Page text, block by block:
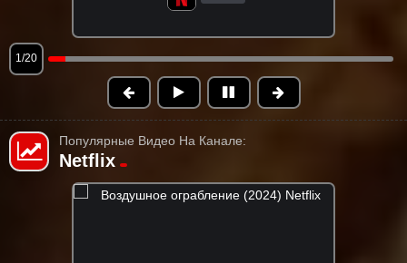
1/20
Популярные Видео На Канале:
Netflix